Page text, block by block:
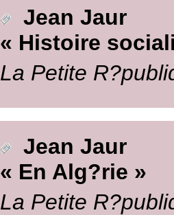
Jean Jaur
« Histoire
La Petite
Jean Jaur
« En Alg?rie »
La Petite